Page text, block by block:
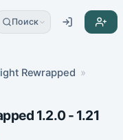
Поиск
Rewrapped »
1.2.0 - 1.21